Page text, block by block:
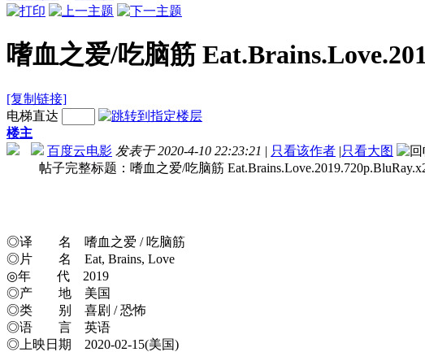
嗜血之爱/吃脑筋
[复制链接]
电梯直达
楼主
百度云电影 发表于 2020-4-10 22:23:21 | 只看该作者 |只看大图
帖子完整标题：嗜血之爱/吃脑筋
◎译 名 嗜血之爱 / 吃脑筋
◎片 名 Eat, Brains, Love
◎年 代 2019
◎产 地 美国
◎类 别 喜剧 / 恐怖
◎语 言 英语
◎上映日期 2020-02-15(美国)